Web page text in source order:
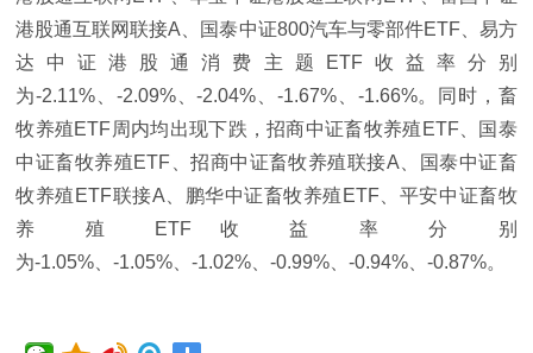
港股通互联网联接A、国泰中证800汽车与零部件ETF、易方
达中证港股通消费主题ETF收益率分别
为-2.11%、-2.09%、-2.04%、-1.67%、-1.66%。同时，畜
牧养殖ETF周内均出现下跌，招商中证畜牧养殖ETF、国泰
中证畜牧养殖ETF、招商中证畜牧养殖联接A、国泰中证畜
牧养殖ETF联接A、鹏华中证畜牧养殖ETF、平安中证畜牧
养 殖 ETF 收 益 率 分 别
为-1.05%、-1.05%、-1.02%、-0.99%、-0.94%、-0.87%。